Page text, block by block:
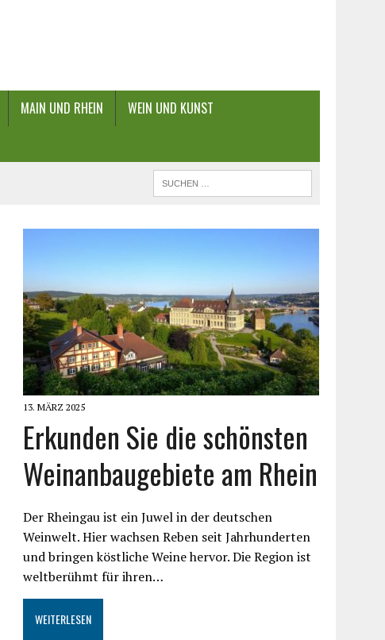
MAIN UND RHEIN
WEIN UND KUNST
13. MÄRZ 2025
Erkunden Sie die schönsten
Weinanbaugebiete am Rhein
Der Rheingau ist ein Juwel in der deutschen
Weinwelt. Hier wachsen Reben seit Jahrhunderten
und bringen köstliche Weine hervor. Die Region ist
weltberühmt für ihren…
WEITERLESEN